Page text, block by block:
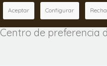
Aceptar Configurar
Centro de preferencia